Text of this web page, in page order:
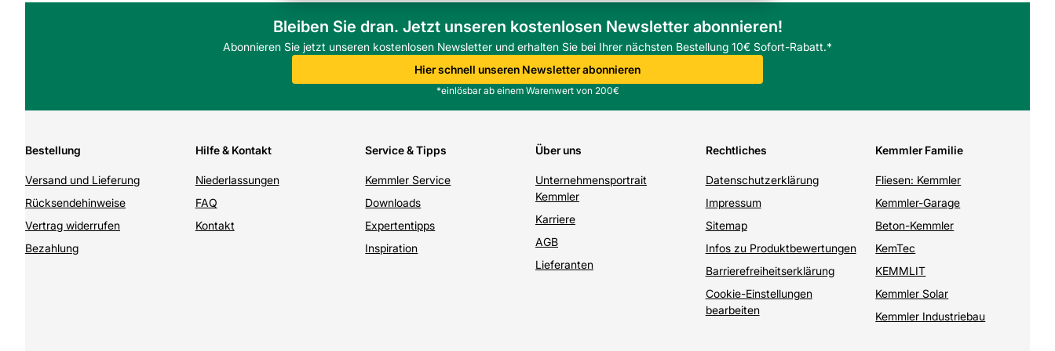
Eignen sich die KBH Rasengittersteine für befahrene Flächen?
Die KBH Rasengittersteine sind für begehbare und leicht befahrene Flächen geeignet. Bei häufiger
Befahrung sind statische Nachweise und eine dickere Tragschicht nötig.
Empfohlen wird ein Schotterunterbau, eine Trennlage aus Geotextil, Ausrichten und Verfüllen mit
Welche Planungsdaten sind wichtig?
Entwässerung. Baustoffwerke Gebhart & Söhne liefern bei Bedarf weitere Informationen.
Bleiben Sie dran. Jetzt unseren kostenlosen Newsletter abonnieren!
Abonnieren Sie jetzt unseren kostenlosen Newsletter und erhalten Sie bei Ihrer nächsten Bestellung 10€ Sofort-Rabatt.*
Hier schnell unseren Newsletter abonnieren
*einlösbar ab einem Warenwert von 200€
Bestellung
Versand und Lieferung
Rücksendehinweise
Vertrag widerrufen
Bezahlung
Hilfe & Kontakt
Niederlassungen
FAQ
Kontakt
Service & Tipps
Kemmler Service
Downloads
Expertentipps
Inspiration
Über uns
Unternehmensportrait
Kemmler
Karriere
AGB
Lieferanten
Rechtliches
Datenschutzerklärung
Impressum
Sitemap
Infos zu Produktbewertungen
Barrierefreiheitserklärung
Cookie-Einstellungen
bearbeiten
Kemmler Familie
Fliesen: Kemmler
Kemmler-Garage
Beton-Kemmler
KemTec
KEMMLIT
Kemmler Solar
Kemmler Industriebau